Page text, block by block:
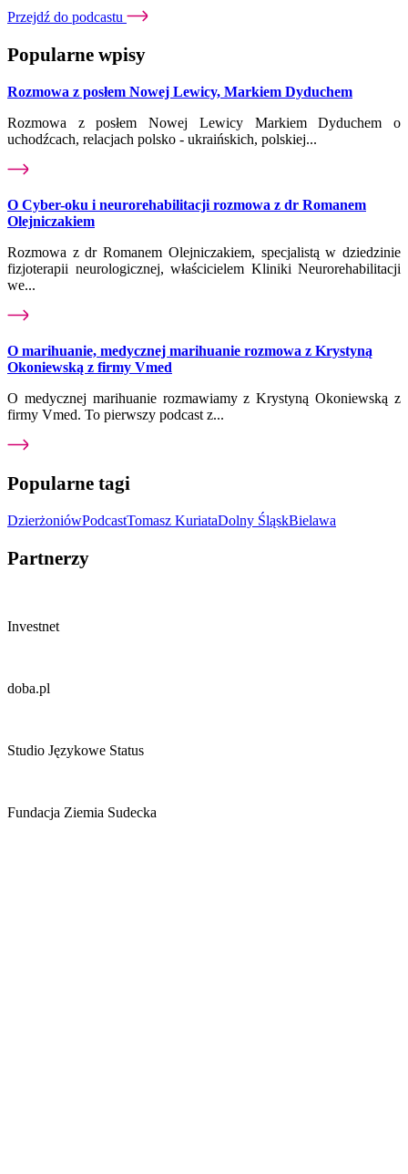
Przejdź do podcastu
Popularne wpisy
Rozmowa z posłem Nowej Lewicy, Markiem Dyduchem
Rozmowa z posłem Nowej Lewicy Markiem Dyduchem o
uchodźcach, relacjach polsko - ukraińskich, polskiej...
O Cyber-oku i neurorehabilitacji rozmowa z dr Romanem
Olejniczakiem
Rozmowa z dr Romanem Olejniczakiem, specjalistą w dziedzinie
fizjoterapii neurologicznej, właścicielem Kliniki Neurorehabilitacji
we...
O marihuanie, medycznej marihuanie rozmowa z Krystyną
Okoniewską z firmy Vmed
O medycznej marihuanie rozmawiamy z Krystyną Okoniewską z
firmy Vmed. To pierwszy podcast z...
Popularne tagi
DzierżoniówPodcastTomasz KuriataDolny ŚląskBielawa
Partnerzy
Investnet
doba.pl
Studio Językowe Status
Fundacja Ziemia Sudecka